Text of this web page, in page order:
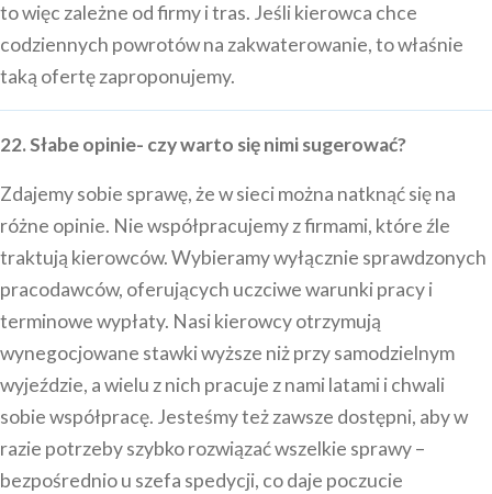
to więc zależne od firmy i tras. Jeśli kierowca chce
codziennych powrotów na zakwaterowanie, to właśnie
taką ofertę zaproponujemy.
22. Słabe opinie- czy warto się nimi sugerować?
Zdajemy sobie sprawę, że w sieci można natknąć się na
różne opinie. Nie współpracujemy z firmami, które źle
traktują kierowców. Wybieramy wyłącznie sprawdzonych
pracodawców, oferujących uczciwe warunki pracy i
terminowe wypłaty. Nasi kierowcy otrzymują
wynegocjowane stawki wyższe niż przy samodzielnym
wyjeździe, a wielu z nich pracuje z nami latami i chwali
sobie współpracę. Jesteśmy też zawsze dostępni, aby w
razie potrzeby szybko rozwiązać wszelkie sprawy –
bezpośrednio u szefa spedycji, co daje poczucie